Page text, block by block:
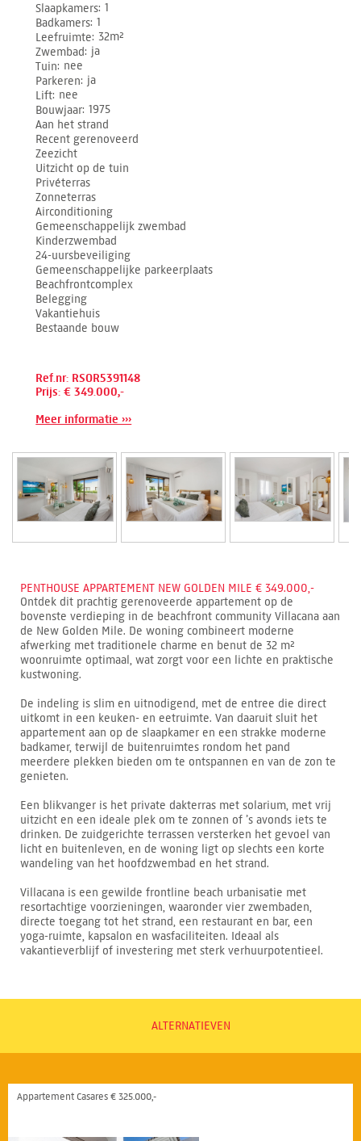
Slaapkamers 1
Badkamers 1
Leefruimte 32m²
Zwembad ja
Tuin nee
Parkeren ja
Lift nee
Bouwjaar 1975
Aan het strand
Recent gerenoveerd
Zeezicht
Uitzicht op de tuin
Privéterras
Zonneterras
Airconditioning
Gemeenschappelijk zwembad
Kinderzwembad
24-uursbeveiliging
Gemeenschappelijke parkeerplaats
Beachfrontcomplex
Belegging
Vakantiehuis
Bestaande bouw
Ref.nr: RSOR5391148
Prijs: € 349.000,-
Meer informatie ›››
PENTHOUSE APPARTEMENT NEW GOLDEN MILE € 349.000,-
Ontdek dit prachtig gerenoveerde appartement op de
bovenste verdieping in de beachfront community Villacana aan
de New Golden Mile. De woning combineert moderne
afwerking met traditionele charme en benut de 32 m²
woonruimte optimaal, wat zorgt voor een lichte en praktische
kustwoning.
De indeling is slim en uitnodigend, met de entree die direct
uitkomt in een keuken- en eetruimte. Van daaruit sluit het
appartement aan op de slaapkamer en een strakke moderne
badkamer, terwijl de buitenruimtes rondom het pand
meerdere plekken bieden om te ontspannen en van de zon te
genieten.
Een blikvanger is het private dakterras met solarium, met vrij
uitzicht en een ideale plek om te zonnen of ’s avonds iets te
drinken. De zuidgerichte terrassen versterken het gevoel van
licht en buitenleven, en de woning ligt op slechts een korte
wandeling van het hoofdzwembad en het strand.
Villacana is een gewilde frontline beach urbanisatie met
resortachtige voorzieningen, waaronder vier zwembaden,
directe toegang tot het strand, een restaurant en bar, een
yoga-ruimte, kapsalon en wasfaciliteiten. Ideaal als
vakantieverblijf of investering met sterk verhuurpotentieel.
ALTERNATIEVEN
Appartement Casares € 325.000,-